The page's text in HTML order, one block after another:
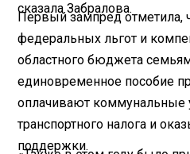
сказала Забралова.
Первый зампред отметила,
федеральных льгот и
областного бюджета
единовременное пособие
оплачивают коммунальные
транспортного налога и
поддержки.